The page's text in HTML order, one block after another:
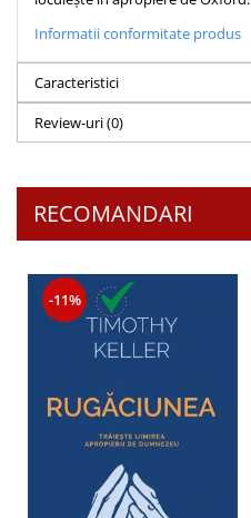
Informatii conformitate produs
Caracteristici
Review-uri(0)
RECOMANDARI
-11%